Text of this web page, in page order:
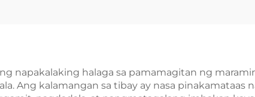
ang mga Gilid
|
print at
napakalaking halaga sa pamamagitan ng
Ang kalamangan sa tibay ay nasa pinakamataas